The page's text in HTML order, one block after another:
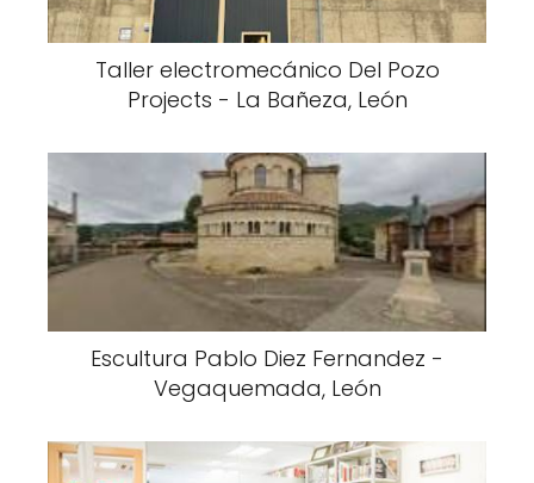
Taller electromecánico Del Pozo
Projects - La Bañeza, León
Escultura Pablo Diez Fernandez -
Vegaquemada, León